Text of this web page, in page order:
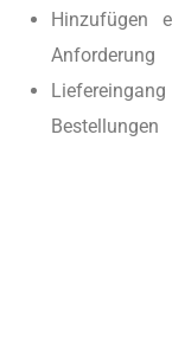
Hinzufügen
Anforderung
Bestellungen